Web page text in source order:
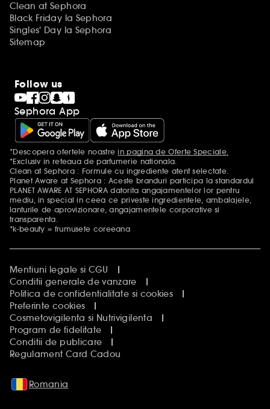
Clean at Sephora
Black Friday la Sephora
Singles' Day la Sephora
Sitemap
Follow us
Sephora App
Mentiuni aditionale
*Descopera ofertele noastrein pagina de Oferte Speciale.
*Exclusiv in reteaua de parfumerie nationala.
Clean at Sephora : Formule cu ingrediente atent selectate.
Planet Aware at Sephora : Aceste branduri participa la standardul
PLANET AWARE AT SEPHORA datorita angajamentelor lor pentru
mediu, in special in ceea ce priveste ingredientele, ambalajele,
lanturile de aprovizionare, angajamentele corporative si
transparenta.
*k-beauty = frumusete coreeana
Mentiuni legale si CGU
Conditii generale de vanzare
Politica de confidentialitate si cookies
Preferinte cookies
Cosmetovigilenta si Nutrivigilenta
Program de fidelitate
Conditii de publicare
Regulament Card Cadou
Romania